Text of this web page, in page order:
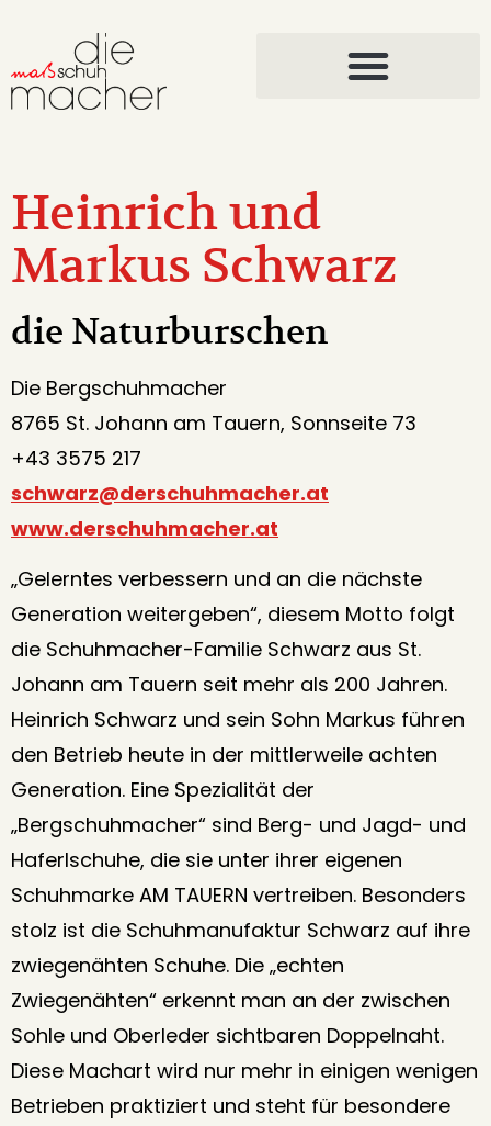
Heinrich und
Markus Schwarz
die Naturburschen
Die Bergschuhmacher
8765 St. Johann am Tauern, Sonnseite 73
+43 3575 217
schwarz@derschuhmacher.at
www.derschuhmacher.at
„Gelerntes verbessern und an die nächste
Generation weitergeben“, diesem Motto folgt
die Schuhmacher-Familie Schwarz aus St.
Johann am Tauern seit mehr als 200 Jahren.
Heinrich Schwarz und sein Sohn Markus führen
den Betrieb heute in der mittlerweile achten
Generation. Eine Spezialität der
„Bergschuhmacher“ sind Berg- und Jagd- und
Haferlschuhe, die sie unter ihrer eigenen
Schuhmarke AM TAUERN vertreiben. Besonders
stolz ist die Schuhmanufaktur Schwarz auf ihre
zwiegenähten Schuhe. Die „echten
Zwiegenähten“ erkennt man an der zwischen
Sohle und Oberleder sichtbaren Doppelnaht.
Diese Machart wird nur mehr in einigen wenigen
Betrieben praktiziert und steht für besondere